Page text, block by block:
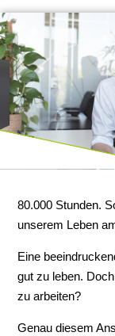
80.000 Stunden.
unserem Leben
Eine
gut zu leben.
zu arbeiten?
Genau diesem